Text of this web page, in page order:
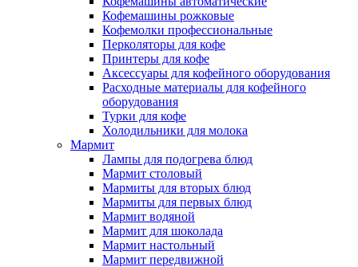
Кофемашины рожковые
Кофемолки профессиональные
Перколяторы для кофе
Принтеры для кофе
Аксессуары для кофейного оборудования
Расходные материалы для кофейного
оборудования
Турки для кофе
Холодильники для молока
Мармит
Лампы для подогрева блюд
Мармит столовый
Мармиты для вторых блюд
Мармиты для первых блюд
Мармит водяной
Мармит для шоколада
Мармит настольный
Мармит передвижной